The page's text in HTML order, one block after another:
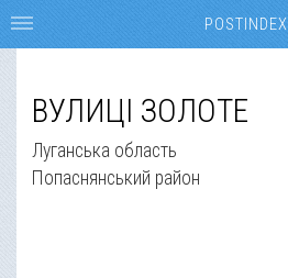
ВУЛИЦІ ЗОЛОТЕ
Луганська область
Попаснянський район
POSTINDEX